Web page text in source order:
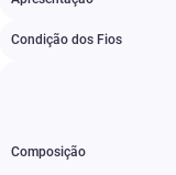
Condição dos Fios
Composição